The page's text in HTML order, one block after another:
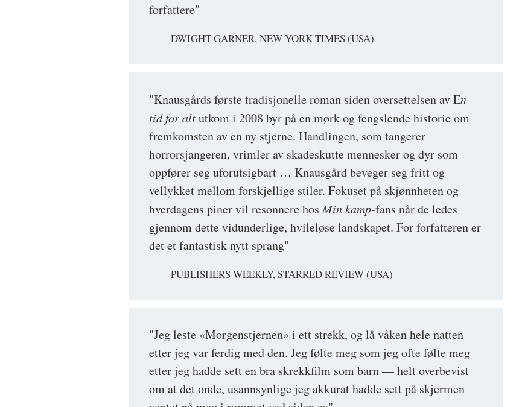
forfattere"
DWIGHT GARNER, NEW YORK TIMES (USA)
"Knausgårds første tradisjonelle roman siden oversettelsen av En
tid for altutkom i 2008 byr på en mørk og fengslende historie om
fremkomsten av en ny stjerne. Handlingen, som tangerer
horrorsjangeren, vrimler av skadeskutte mennesker og dyr som
oppfører seg uforutsigbart … Knausgård beveger seg fritt og
vellykket mellom forskjellige stiler. Fokuset på skjønnheten og
hverdagens piner vil resonnere hosMin kamp-fans når de ledes
gjennom dette vidunderlige, hvileløse landskapet. For forfatteren er
det et fantastisk nytt sprang"
PUBLISHERS WEEKLY, STARRED REVIEW (USA)
"Jeg leste «Morgenstjernen» i ett strekk, og lå våken hele natten
etter jeg var ferdig med den. Jeg følte meg som jeg ofte følte meg
etter jeg hadde sett en bra skrekkfilm som barn — helt overbevist
om at det onde, usannsynlige jeg akkurat hadde sett på skjermen